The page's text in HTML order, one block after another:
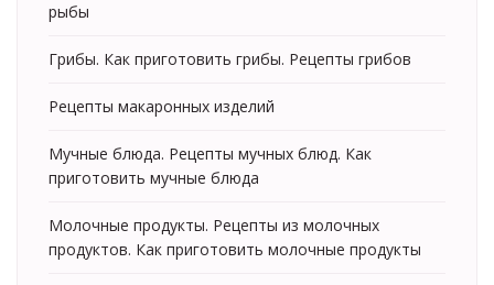
рыбы
Грибы. Как приготовить грибы. Рецепты грибов
Рецепты макаронных изделий
Мучные блюда. Рецепты мучных блюд. Как
приготовить мучные блюда
Молочные продукты. Рецепты из молочных
продуктов. Как приготовить молочные продукты